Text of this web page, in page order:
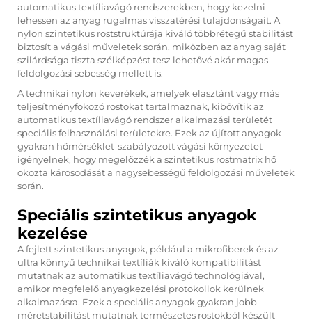
automatikus textíliavágó rendszerekben, hogy kezelni
lehessen az anyag rugalmas visszatérési tulajdonságait. A
nylon szintetikus roststruktúrája kiváló többrétegű stabilitást
biztosít a vágási műveletek során, miközben az anyag saját
szilárdsága tiszta szélképzést tesz lehetővé akár magas
feldolgozási sebesség mellett is.
A technikai nylon keverékek, amelyek elasztánt vagy más
teljesítményfokozó rostokat tartalmaznak, kibővítik az
automatikus textíliavágó rendszer alkalmazási területét
speciális felhasználási területekre. Ezek az újított anyagok
gyakran hőmérséklet-szabályozott vágási környezetet
igényelnek, hogy megelőzzék a szintetikus rostmatrix hő
okozta károsodását a nagysebességű feldolgozási műveletek
során.
Speciális szintetikus anyagok
kezelése
A fejlett szintetikus anyagok, például a mikrofiberek és az
ultra könnyű technikai textíliák kiváló kompatibilitást
mutatnak az automatikus textíliavágó technológiával,
amikor megfelelő anyagkezelési protokollok kerülnek
alkalmazásra. Ezek a speciális anyagok gyakran jobb
méretstabilitást mutatnak természetes rostokból készült